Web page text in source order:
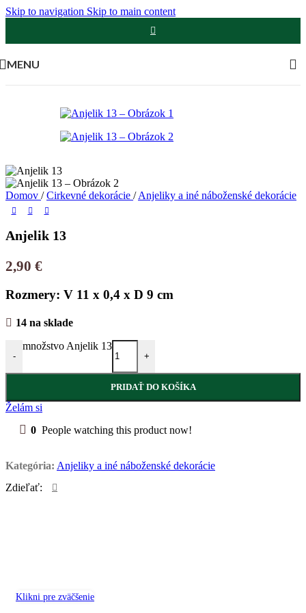
Skip to navigation Skip to main content
MENU
Klikni pre zväčšenie
Domov / Cirkevné dekorácie / Anjeliky a iné náboženské dekorácie
Anjelik 13
2,90 €
Rozmery: V 11 x 0,4 x D 9 cm
14 na sklade
-
množstvo Anjelik 13
+
PRIDAŤ DO KOŠÍKA
Želám si
0 People watching this product now!
Kategória: Anjeliky a iné náboženské dekorácie
Zdieľať: